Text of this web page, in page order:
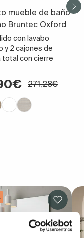
mueble de baño
Bruntec Oxford
con lavabo
y 2 cajones de
total con cierre
271,28€